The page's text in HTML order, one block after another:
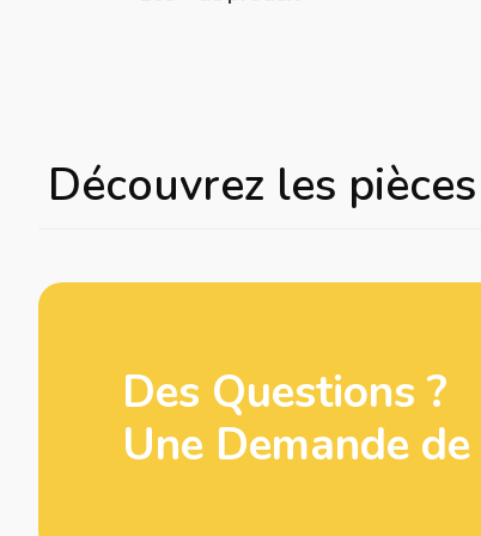
Découvrez les
Des Questions ?
Une Demande